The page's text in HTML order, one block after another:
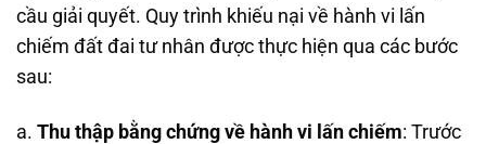
cầu giải quyết. Quy trình khiếu nại về hành vi lấn
chiếm đất đai tư nhân được thực hiện qua các bước
sau:
a. Thu thập bằng chứng về hành vi lấn chiếm: Trước